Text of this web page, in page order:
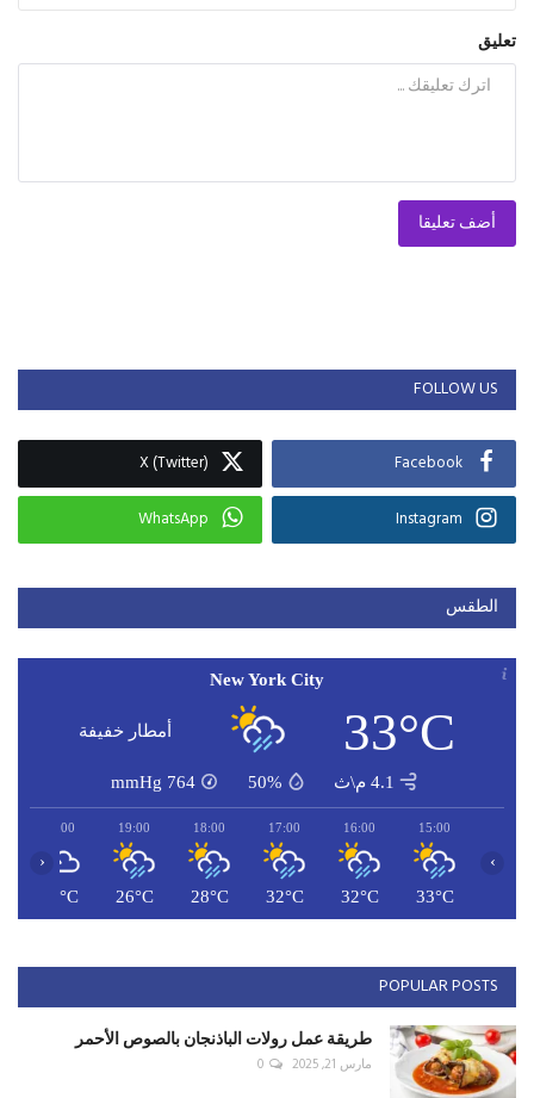
تعليق
أضف تعليقا
FOLLOW US
Facebook
X (Twitter)
Instagram
WhatsApp
الطقس
New York City
33°C أمطار خفيفة
4.1 م\ث 50%
764
mmHg
15:00
33°C
16:00
32°C
17:00
32°C
18:00
28°C
19:00
26°C
20:00
26°C
‹ ›
POPULAR POSTS
طريقة عمل رولات الباذنجان بالصوص الأحمر
مارس 21, 2025 0